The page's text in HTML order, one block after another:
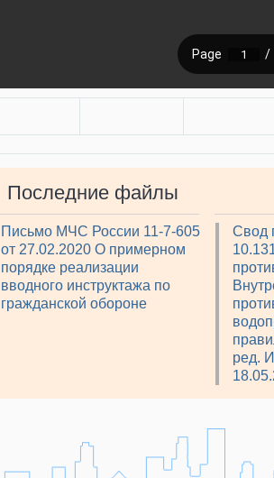
Последние файлы
Письмо МЧС России 11-7-605
от 27.02.2020 О примерном
порядке реализации
вводного инструктажа по
гражданской обороне
Свод
ред.